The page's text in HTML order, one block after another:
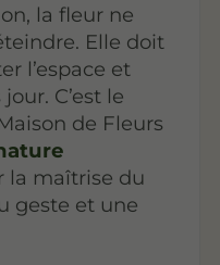
la fleur ne
Elle doit
l’espace et
C’est le
de Fleurs
la maîtrise du
geste et une